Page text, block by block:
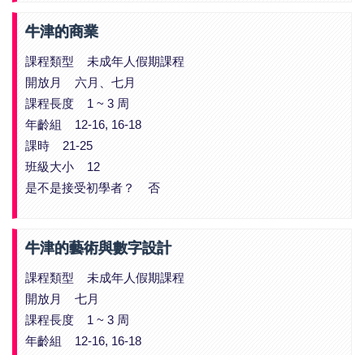
牛津的商業
課程類型 未成年人假期課程
開放月 六月、七月
課程長度 1 ~ 3 周
年齡組 12-16, 16-18
課時 21-25
班級大小 12
是不是接受初學者？ 否
牛津的藝術與數字設計
課程類型 未成年人假期課程
開放月 七月
課程長度 1 ~ 3 周
年齡組 12-16, 16-18